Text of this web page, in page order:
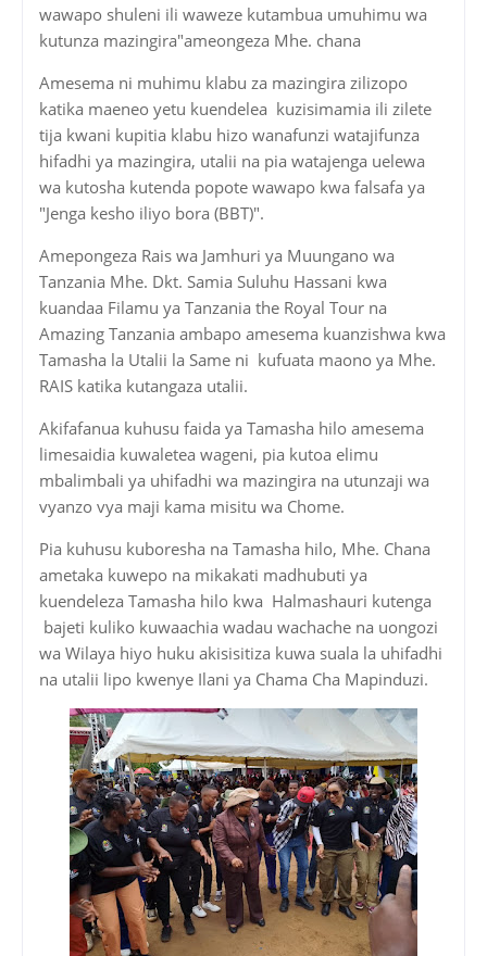
wawapo shuleni ili waweze kutambua umuhimu wa
kutunza mazingira"ameongeza Mhe. chana
Amesema ni muhimu klabu za mazingira zilizopo
katika maeneo yetu kuendelea kuzisimamia ili zilete
tija kwani kupitia klabu hizo wanafunzi watajifunza
hifadhi ya mazingira, utalii na pia watajenga uelewa
wa kutosha kutenda popote wawapo kwa falsafa ya
"Jenga kesho iliyo bora (BBT)".
Amepongeza Rais wa Jamhuri ya Muungano wa
Tanzania Mhe. Dkt. Samia Suluhu Hassani kwa
kuandaa Filamu ya Tanzania the Royal Tour na
Amazing Tanzania ambapo amesema kuanzishwa kwa
Tamasha la Utalii la Same ni kufuata maono ya Mhe.
RAIS katika kutangaza utalii.
Akifafanua kuhusu faida ya Tamasha hilo amesema
limesaidia kuwaletea wageni, pia kutoa elimu
mbalimbali ya uhifadhi wa mazingira na utunzaji wa
vyanzo vya maji kama misitu wa Chome.
Pia kuhusu kuboresha na Tamasha hilo, Mhe. Chana
ametaka kuwepo na mikakati madhubuti ya
kuendeleza Tamasha hilo kwa Halmashauri kutenga
bajeti kuliko kuwaachia wadau wachache na uongozi
wa Wilaya hiyo huku akisisitiza kuwa suala la uhifadhi
na utalii lipo kwenye Ilani ya Chama Cha Mapinduzi.